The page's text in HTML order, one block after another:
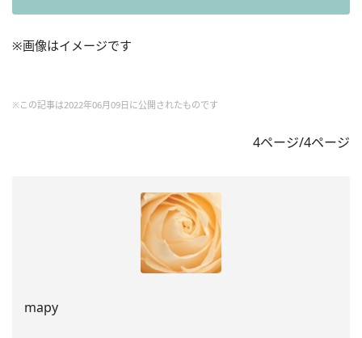
※画像はイメージです
※この記事は2022年06月09日に公開されたものです
4ページ/4ページ
mapy